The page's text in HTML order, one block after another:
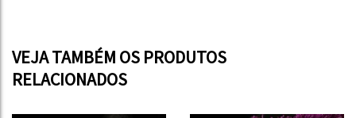
VEJA TAMBÉM OS PRODUTOS
RELACIONADOS